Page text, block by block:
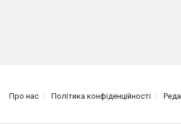
Про нас Політика конфіденційності